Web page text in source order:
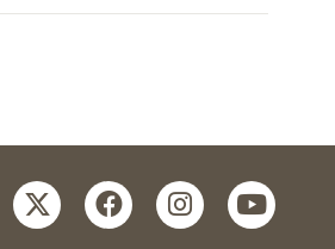
twitterfacebookinstagramyoutube